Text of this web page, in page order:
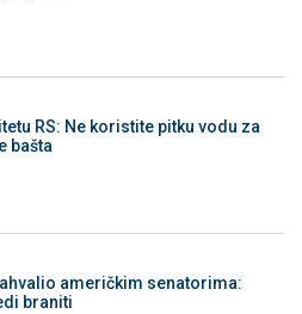
RS: Ne koristite pitku vodu za
bašta
američkim senatorima:
braniti